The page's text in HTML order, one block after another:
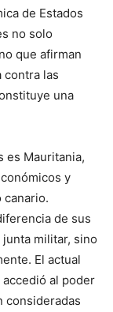
de Estados
no solo
que afirman
contra las
una
es Mauritania,
y
canario.
de sus
militar, sino
El actual
accedió al poder
consideradas